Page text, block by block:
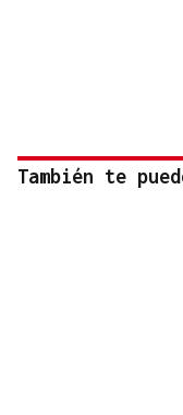
También te